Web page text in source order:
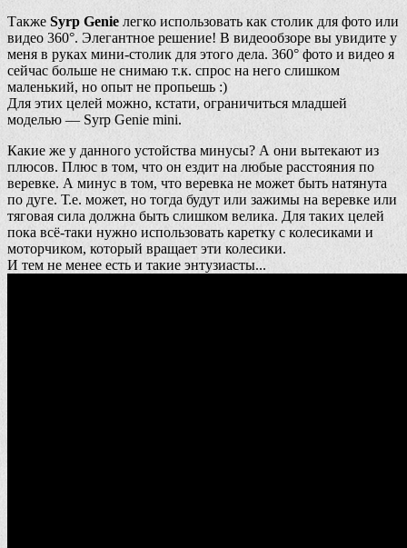
Также Syrp Genie легко использовать как столик для фото или
видео 360°. Элегантное решение! В видеообзоре вы увидите у
меня в руках мини-столик для этого дела. 360° фото и видео я
сейчас больше не снимаю т.к. спрос на него слишком
маленький, но опыт не пропьешь :)
Для этих целей можно, кстати, ограничиться младшей
моделью — Syrp Genie mini.
Какие же у данного устойства минусы? А они вытекают из
плюсов. Плюс в том, что он ездит на любые расстояния по
веревке. А минус в том, что веревка не может быть натянута
по дуге. Т.е. может, но тогда будут или зажимы на веревке или
тяговая сила должна быть слишком велика. Для таких целей
пока всё-таки нужно использовать каретку с колесиками и
моторчиком, который вращает эти колесики.
И тем не менее есть и такие энтузиасты...